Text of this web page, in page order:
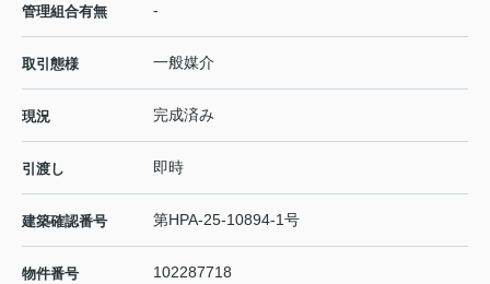
管理組合有無 -
取引態様 一般媒介
現況 完成済み
引渡し 即時
建築確認番号 第HPA-25-10894-1号
物件番号 102287718